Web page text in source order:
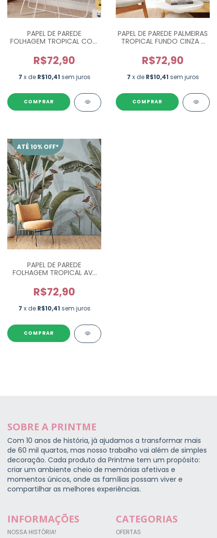
PAPEL DE PAREDE
FOLHAGEM TROPICAL COM
R$72,90
7 x de R$10,41 sem juros
PAPEL DE PAREDE PALMEIRAS
TROPICAL FUNDO CINZA -
R$72,90
7 x de R$10,41 sem juros
ATÉ 10% OFF*
PAPEL DE PAREDE
FOLHAGEM TROPICAL AVE
R$72,90
7 x de R$10,41 sem juros
SOBRE A PRINTME
Com 10 anos de história, já ajudamos a transformar mais
de 60 mil quartos, mas nosso trabalho vai além de simples
decoração. Cada produto da Printme tem um propósito:
criar um ambiente cheio de memórias afetivas e
momentos únicos, onde as famílias possam viver e
compartilhar as melhores experiências.
INFORMAÇÕES
NOSSA HISTÓRIA!
CATEGORIAS
OFERTAS